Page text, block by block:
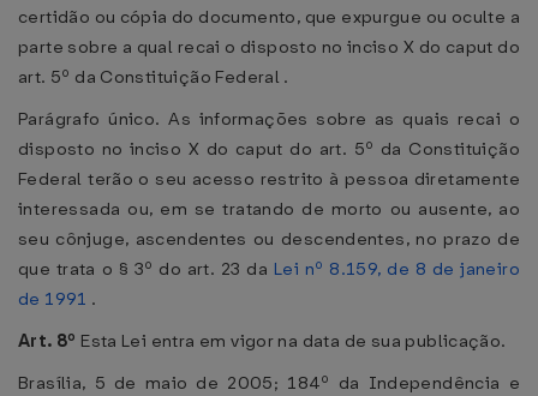
certidão ou cópia do documento, que expurgue ou oculte a
parte sobre a qual recai o disposto no inciso X do caput do
art. 5º da Constituição Federal .
Parágrafo único. As informações sobre as quais recai o
disposto no inciso X do caput do art. 5º da Constituição
Federal terão o seu acesso restrito à pessoa diretamente
interessada ou, em se tratando de morto ou ausente, ao
seu cônjuge, ascendentes ou descendentes, no prazo de
que trata o § 3º do art. 23 da Lei nº 8.159, de 8 de janeiro
de 1991 .
Art. 8º Esta Lei entra em vigor na data de sua publicação.
Brasília, 5 de maio de 2005; 184º da Independência e